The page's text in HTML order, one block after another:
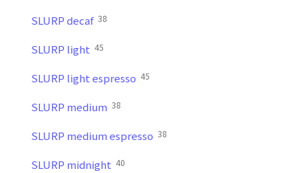
SLURP decaf 38
SLURP light 45
SLURP light espresso 45
SLURP medium 38
SLURP medium espresso 38
SLURP midnight 40